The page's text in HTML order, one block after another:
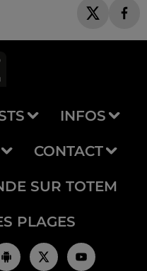
INFOS
CONTACT
SUR TOTEM
PLAGES